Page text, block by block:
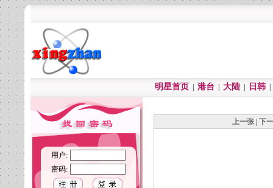
明星首页 港台 大陆 日韩
用户:
密码:
上一张 下